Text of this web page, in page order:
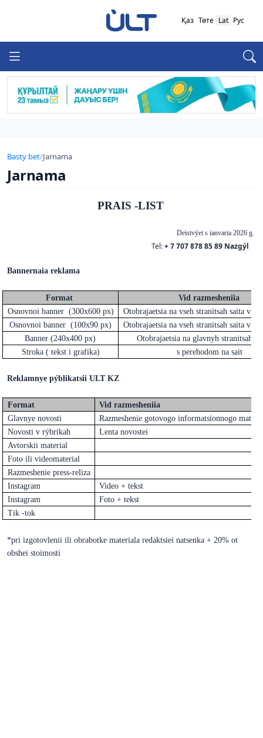
Қаз Төте Lat Рус
Basty bet/Jarnama
Jarnama
PRAIS -LIST
Deistvýet s ianvaria 2026 g.
Tel: + 7 707 878 85 89 Nazgýl
Bannernaia reklama
Format
Vid razmesheniia
Osnovnoi banner (300x600 px)
Otobrajaetsia na vseh stranitsah saita v
Osnovnoi banner (100x90 px)
Otobrajaetsia na vseh stranitsah saita v
Banner (240x400 px)
Otobrajaetsia na glavnyh stranitsah
Stroka ( tekst i grafika)
s perehodom na sait
Reklamnye pýblikatsii ULT KZ
Format
Vid razmesheniia
Glavnye novosti
Razmeshenie gotovogo informatsionnogo
Novosti v rýbrikah
Lenta novostei
Avtorskii material
Foto ili videomaterial
Razmeshenie press-reliza
Instagram
Video + tekst
Instagram
Foto + tekst
Tik -tok
*pri izgotovlenii ili obrabotke materiala redaktsiei natsenka + 20% ot
obshei stoimosti